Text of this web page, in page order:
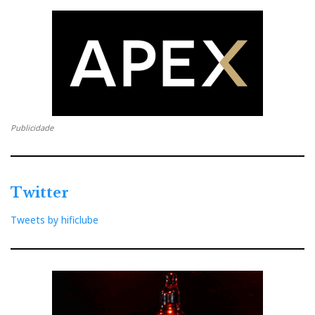
excessivo (apenas um ligeiro brilho nos olhos).
transparência relativa, pouco significativa neste contexto.
atmosfera, fluidez
volumetria e corpo, associado às características intrínsecas de
um grave mais carnudo que musculado.
ritmo q.b., sem stress ou fadiga, associado a uma “suspensão”
do tipo Citroen hidráulica: “simpática” para estradas em mau estado,
Publicidade
Twitter
Tweets by hificlube